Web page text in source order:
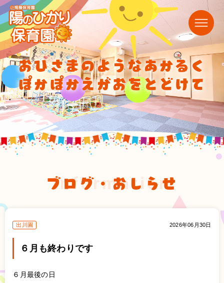
おひさまのようなあかるく
ぽかぽかえがおをとどけて
ブログ・おしらせ
information
出川園 2026年06月30日
６月も終わりです
６月最後の日